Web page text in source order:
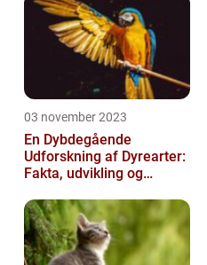
03 november 2023
En Dybdegående
Udforskning af Dyrearter:
Fakta, udvikling og